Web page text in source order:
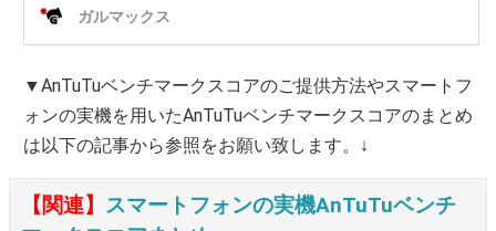
▼AnTuTuベンチマークスコアのご提供方法やスマートフ
ォンの実機を用いたAnTuTuベンチマークスコアのまとめ
は以下の記事から参照をお願い致します。↓
【関連】 スマートフォンの実機AnTuTuベンチ